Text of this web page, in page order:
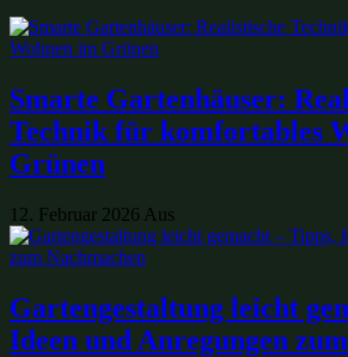
Smarte Gartenhäuser:
Technik für komfortables
Grünen
12. Februar 2026 Aus
Gartengestaltung leicht
Ideen und Anregungen